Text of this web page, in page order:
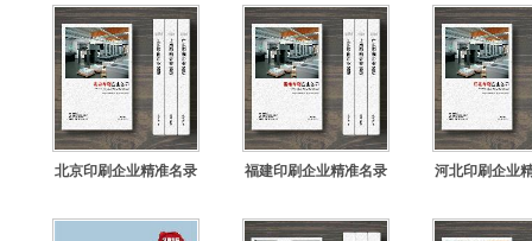
北京印刷企业精准名录 福建印刷企业精准名录 河北印刷企业